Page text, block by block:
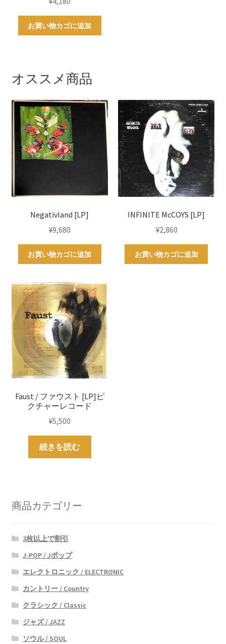
お買い物カゴに追加
オススメ商品
Negativland [LP]
¥9,680
お買い物カゴに追加
INFINITE McCOYS [LP]
¥2,860
お買い物カゴに追加
Faust / ファウスト [LP]ピ
クチャーレコード
¥5,500
続きを読む
商品カテゴリー
3枚以上で割引
J-POP / Jポップ
エレクトロニック / ELECTRONIC
カントリー / Country
クラシック / Classic
ジャズ / JAZZ
ソウル / SOUL